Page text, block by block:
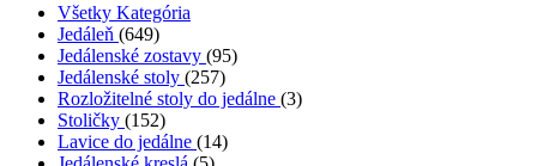
Všetky Kategória
Jedáleň (649)
Jedálenské zostavy (95)
Jedálenské stoly (257)
Rozložitelné stoly do jedálne (3)
Stoličky (152)
Lavice do jedálne (14)